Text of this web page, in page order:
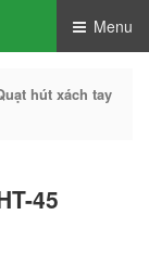
Menu
hút xách tay
45